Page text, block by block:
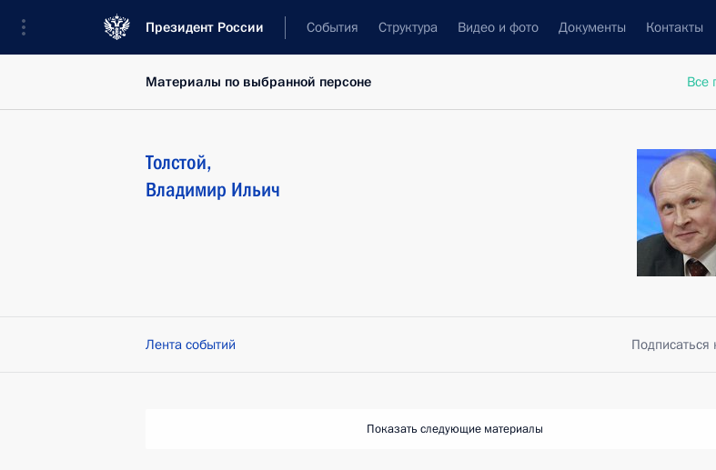
Президент России События Структура Видео и фото Документы Контакты
Все
Материалы по выбранной персоне
Толстой,
Владимир Ильич
Лента событий Подписаться
Показать следующие материалы